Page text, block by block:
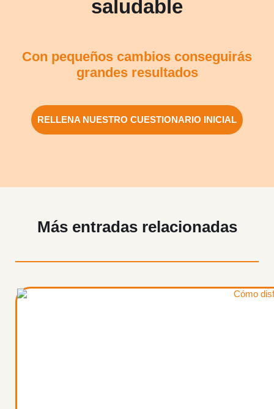
saludable
Con pequeños cambios conseguirás
grandes resultados
RELLENA NUESTRO CUESTIONARIO INICIAL
Más entradas relacionadas